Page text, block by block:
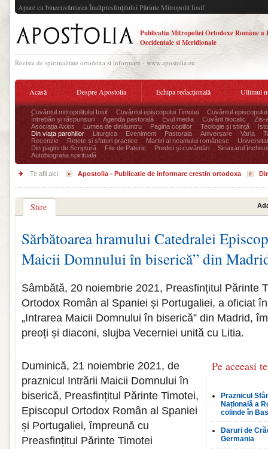
Apare cu binecuvântarea Înaltpresfinţitului Părinte Mitropolit Iosif
Publicatia Mitropoliei Ortodoxe Române a
Occidentale si Meridionale
Revista de spiritualitate ortodoxa si informare - www.apostolia.eu
Acasă Despre Apostolia Echipa redacțională Ultimul
Cuvântul mitropolitului Iosif Cuvântul episcopului Timotei
Cuvântul episcopului
Întrebări și răspunsuri
Agenda pastorală Evul media Cuvânt filocalic
Zis-
Asociația Axios
Lumea de dinlăuntru Pagina copiilor Teologie și stiință
Din viața parohiilor
Liturgica Eveniment Pastorala Aniversare Varia
Recenzie
Rețete și sfaturi practice Martiri ai neamului românesc
Din pagini de Scriptură
File de Pateric Predici și cuvântări
Sinaxarul
Autobiografia spirituală
Te afli aici: Apostolia - Publicatie de informare crestin ortodoxa
Stire
Sărbătoarea hramului Catedralei
Maicii Domnului în biserică” din
Sâmbătă, 20 noiembrie 2021, Preasfințitul Părinte
Ortodox Român al Spaniei și Portugaliei, a oficiat
„Intrarea Maicii Domnului în biserică” din Madrid,
preoți și diaconi, slujba Vecerniei unită cu Litia.
Pe aceeasi
Praznicul
Națională a
colinde în
Daruri de
Germania
Duminică, 21 noiembrie 2021, de
praznicul Intrării Maicii Domnului în
biserică, Preasfințitul Părinte Timotei,
Episcopul Ortodox Român al Spaniei
și Portugaliei, împreună cu
Preasfințitul Părinte Timotei